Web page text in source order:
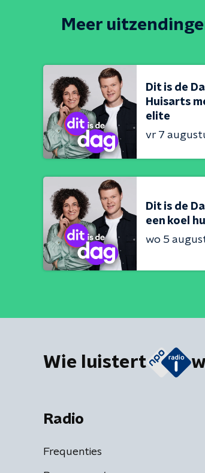
Meer
Dit is de
Huisarts
elite
vr 7
Dit is de
een koel
wo 5
Wie luistert
Radio
Frequenties